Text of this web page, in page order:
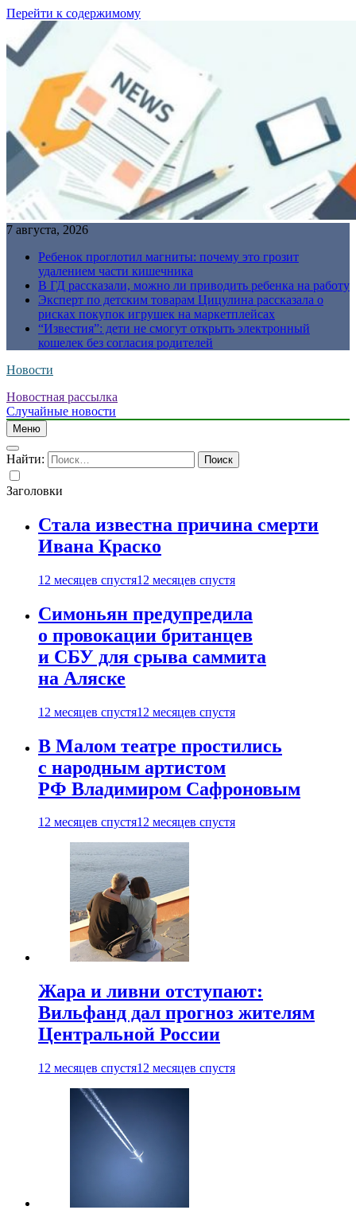
Перейти к содержимому
7 августа, 2026
Ребенок проглотил магниты: почему это грозит
удалением части кишечника
В ГД рассказали, можно ли приводить ребенка на работу
Эксперт по детским товарам Цицулина рассказала о
рисках покупок игрушек на маркетплейсах
“Известия”: дети не смогут открыть электронный
кошелек без согласия родителей
Новости
Новостная рассылка
Случайные новости
Меню
Найти:
Заголовки
Стала известна причина смерти
Ивана Краско
12 месяцев спустя12 месяцев спустя
Симоньян предупредила
о провокации британцев
и СБУ для срыва саммита
на Аляске
12 месяцев спустя12 месяцев спустя
В Малом театре простились
с народным артистом
РФ Владимиром Сафроновым
12 месяцев спустя12 месяцев спустя
Жара и ливни отступают:
Вильфанд дал прогноз жителям
Центральной России
12 месяцев спустя12 месяцев спустя